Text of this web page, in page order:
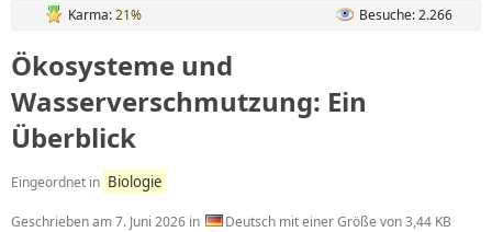
Karma:21% Besuche: 2.266
Ökosysteme und
Wasserverschmutzung: Ein
Überblick
Eingeordnet in Biologie
Geschrieben am7. Juni 2026 in Deutsch mit einer Größe von 3,44 KB